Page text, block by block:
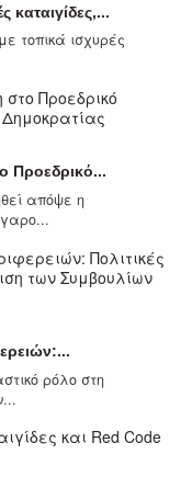
καταιγίδες,...
τοπικά ισχυρές
Προεδρικό...
απόψε η
ρόλο στη